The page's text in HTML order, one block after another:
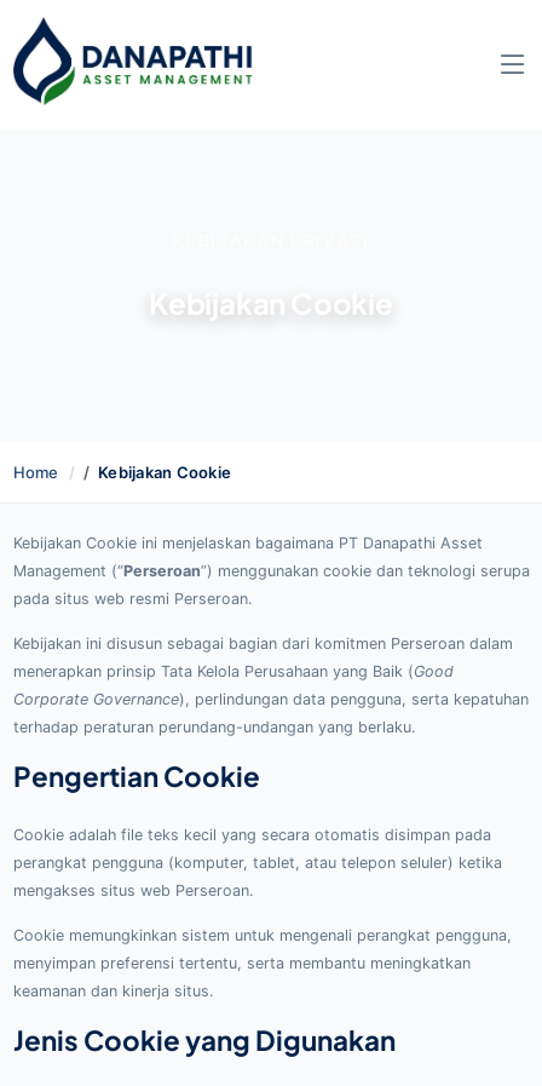
Kebijakan Cookie
Home Kebijakan Cookie
Kebijakan Cookie ini menjelaskan bagaimana PT Danapathi Asset
Management (“Perseroan”) menggunakan cookie dan teknologi serupa
pada situs web resmi Perseroan.
Kebijakan ini disusun sebagai bagian dari komitmen Perseroan dalam
menerapkan prinsip Tata Kelola Perusahaan yang Baik (Good
Corporate Governance), perlindungan data pengguna, serta kepatuhan
terhadap peraturan perundang-undangan yang berlaku.
Pengertian Cookie
Cookie adalah file teks kecil yang secara otomatis disimpan pada
perangkat pengguna (komputer, tablet, atau telepon seluler) ketika
mengakses situs web Perseroan.
Cookie memungkinkan sistem untuk mengenali perangkat pengguna,
menyimpan preferensi tertentu, serta membantu meningkatkan
keamanan dan kinerja situs.
Jenis Cookie yang Digunakan